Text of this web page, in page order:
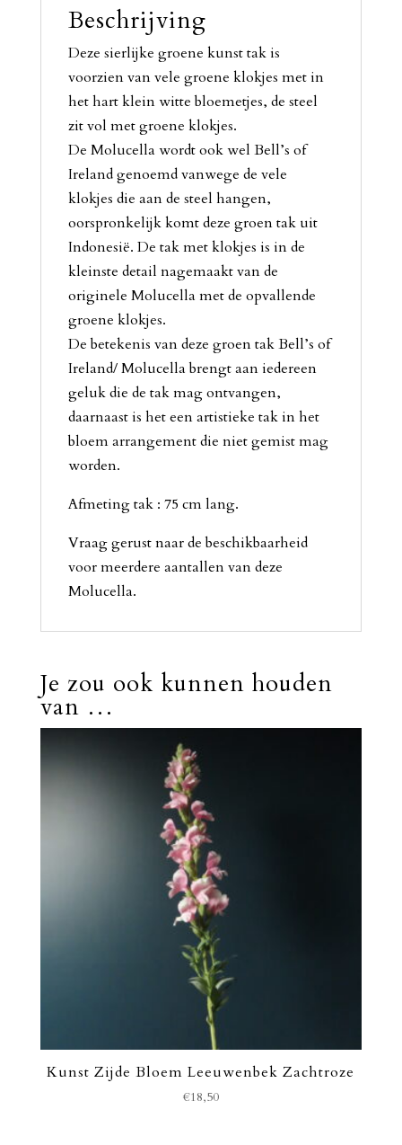
Beschrijving
Deze sierlijke groene kunst tak is
voorzien van vele groene klokjes met in
het hart klein witte bloemetjes, de steel
zit vol met groene klokjes.
De Molucella wordt ook wel Bell’s of
Ireland genoemd vanwege de vele
klokjes die aan de steel hangen,
oorspronkelijk komt deze groen tak uit
Indonesië. De tak met klokjes is in de
kleinste detail nagemaakt van de
originele Molucella met de opvallende
groene klokjes.
De betekenis van deze groen tak Bell’s of
Ireland/ Molucella brengt aan iedereen
geluk die de tak mag ontvangen,
daarnaast is het een artistieke tak in het
bloem arrangement die niet gemist mag
worden.
Afmeting tak : 75 cm lang.
Vraag gerust naar de beschikbaarheid
voor meerdere aantallen van deze
Molucella.
Je zou ook kunnen houden
van …
Kunst Zijde Bloem Leeuwenbek Zachtroze
€18,50